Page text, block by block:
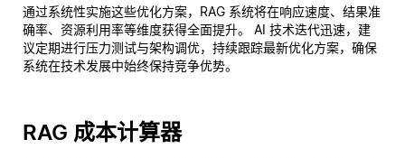
通过系统性实施这些优化方案，RAG 系统将在响应速度、结果准
确率、资源利用率等维度获得全面提升。 AI 技术迭代迅速，建
议定期进行压力测试与架构调优，持续跟踪最新优化方案，确保
系统在技术发展中始终保持竞争优势。
RAG 成本计算器